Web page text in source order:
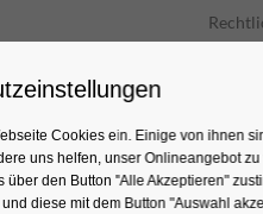
Entdecken
Cookies ein. Einige von ihnen
uns helfen, unser Onlineangebot
den Button "Alle Akzeptieren"
diese mit dem Button "Auswahl